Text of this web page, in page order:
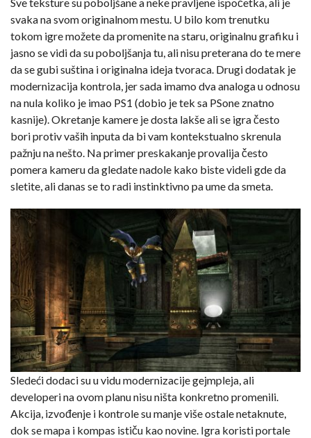
svaka na svom originalnom mestu. U bilo kom trenutku
tokom igre možete da promenite na staru, originalnu grafiku i
jasno se vidi da su poboljšanja tu, ali nisu preterana do te mere
da se gubi suština i originalna ideja tvoraca. Drugi dodatak je
modernizacija kontrola, jer sada imamo dva analoga u odnosu
na nula koliko je imao PS1 (dobio je tek sa PSone znatno
kasnije). Okretanje kamere je dosta lakše ali se igra često
bori protiv vaših inputa da bi vam kontekstualno skrenula
pažnju na nešto. Na primer preskakanje provalija često
pomera kameru da gledate nadole kako biste videli gde da
sletite, ali danas se to radi instinktivno pa ume da smeta.
Sledeći dodaci su u vidu modernizacije gejmpleja, ali
developeri na ovom planu nisu ništa konkretno promenili.
Akcija, izvođenje i kontrole su manje više ostale netaknute,
dok se mapa i kompas ističu kao novine. Igra koristi portale